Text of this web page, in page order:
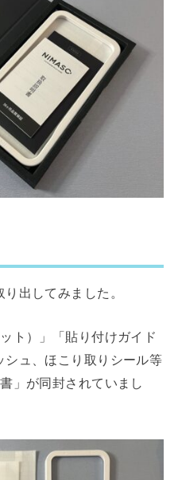
出してみました。
ト）」「貼り付けガイド
ュ、ほこり取りシール等
」が同封されていまし